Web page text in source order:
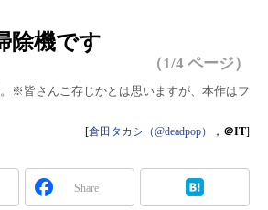
Database
Master of
Security &
Test & Tools
除機です
（1/4 ページ）
※皆さんご存じかとは思いますが、本作はフ
[倉田タカシ（@deadpop） ， ＠IT]
Share